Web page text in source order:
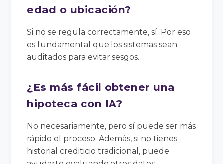
edad o ubicación?
Si no se regula correctamente, sí. Por eso
es fundamental que los sistemas sean
auditados para evitar sesgos.
¿Es más fácil obtener una
hipoteca con IA?
No necesariamente, pero sí puede ser más
rápido el proceso. Además, si no tienes
historial crediticio tradicional, puede